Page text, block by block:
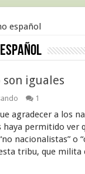
español
son iguales
1
agradecer a los
permitido ver
nacionalistas” o
tribu, que